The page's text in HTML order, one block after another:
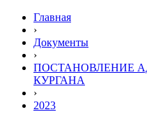
Главная
›
Документы
›
ПОСТАНОВЛЕНИЕ
КУРГАНА
›
2023